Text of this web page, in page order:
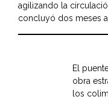
agilizando la
concluyó dos meses
El
obra
los